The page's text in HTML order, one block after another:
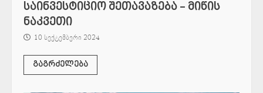
საინვესტიციო შეთავაზება – მიწის
ნაკვეთი
10 სექტემბერი 2024
გაგრძელება